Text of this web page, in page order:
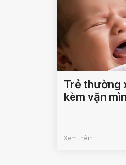
Trẻ thường
kèm vặn
Xem thêm